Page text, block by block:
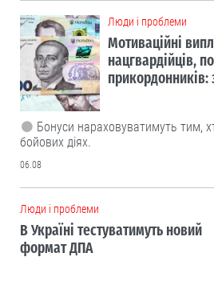
Люди і проблеми
Мотиваційні
нацгвардійців,
прикордонників:
Бонуси нараховуватимуть тим,
бойових діях.
06.08
Люди і проблеми
В Україні тестуватимуть новий
формат ДПА